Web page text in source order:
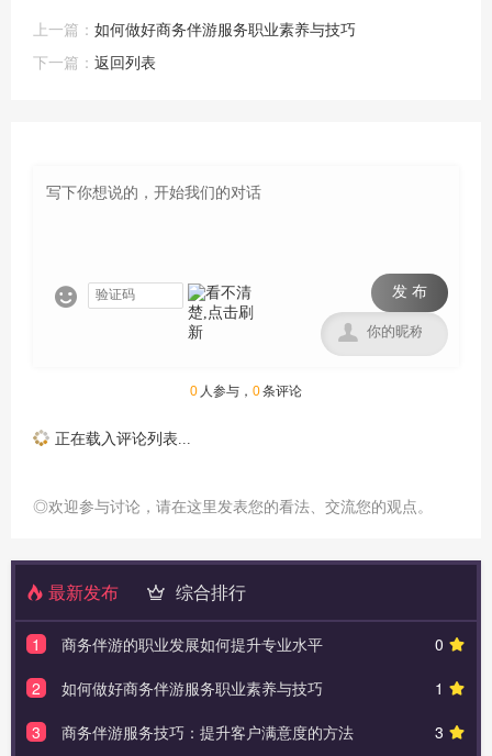
上一篇： 如何做好商务伴游服务职业素养与技巧
下一篇： 返回列表
 发 布

0 人参与， 0条评论
正在载入评论列表...
◎欢迎参与讨论，请在这里发表您的看法、交流您的观点。
最新发布 综合排行
0
1
商务伴游的职业发展如何提升专业水平
1
2
如何做好商务伴游服务职业素养与技巧
3
3
商务伴游服务技巧：提升客户满意度的方法